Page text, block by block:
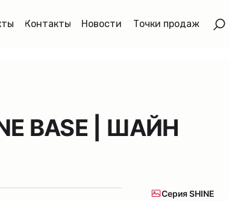
Контакты Новости Точки продаж
BASE | ШАЙН
Серия SHINE